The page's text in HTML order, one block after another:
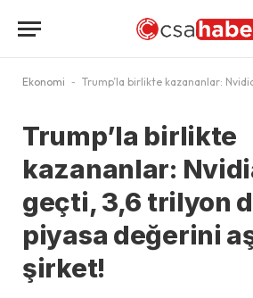
Ekonomi - Trump’la birlikte kazananlar: Nvidia tarihe geçti, 3,6
Trump’la birlikte
kazananlar:
geçti, 3,6 trilyon
piyasa değerini
şirket!